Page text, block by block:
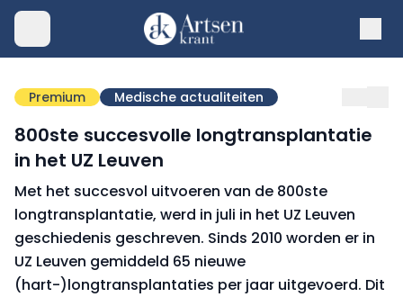
Premium Medische actualiteiten
800ste succesvolle longtransplantatie
in het UZ Leuven
Met het succesvol uitvoeren van de 800ste
longtransplantatie, werd in juli in het UZ Leuven
geschiedenis geschreven. Sinds 2010 worden er in
UZ Leuven gemiddeld 65 nieuwe
(hart-)longtransplantaties per jaar uitgevoerd. Dit